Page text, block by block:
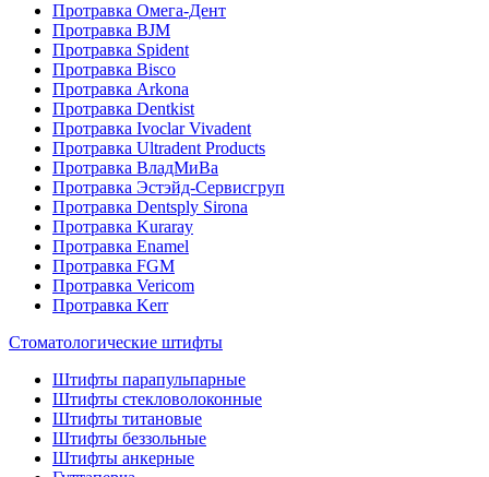
Протравка Омега-Дент
Протравка BJM
Протравка Spident
Протравка Bisco
Протравка Arkona
Протравка Dentkist
Протравка Ivoclar Vivadent
Протравка Ultradent Products
Протравка ВладМиВа
Протравка Эстэйд-Сервисгруп
Протравка Dentsply Sirona
Протравка Kuraray
Протравка Enamel
Протравка FGM
Протравка Vericom
Протравка Kerr
Стоматологические штифты
Штифты парапульпарные
Штифты стекловолоконные
Штифты титановые
Штифты беззольные
Штифты анкерные